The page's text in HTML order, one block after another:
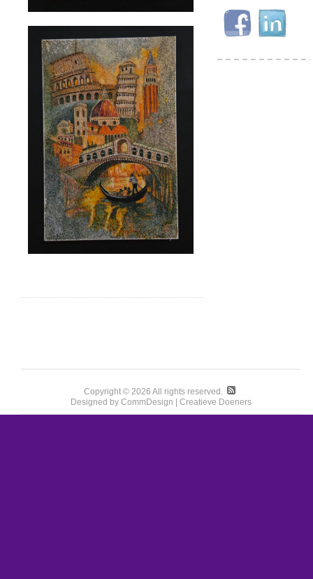
Copyright © 2026 All rights reserved.
Designed by CommDesign | Creatieve Doeners